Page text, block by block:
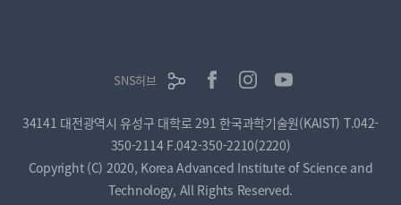
SNS허브
34141 대전광역시 유성구 대학로 291 한국과학기술원(KAIST) T.042-
350-2114 F.042-350-2210(2220)
Copyright (C) 2020, Korea Advanced Institute of Science and
Technology, All Rights Reserved.